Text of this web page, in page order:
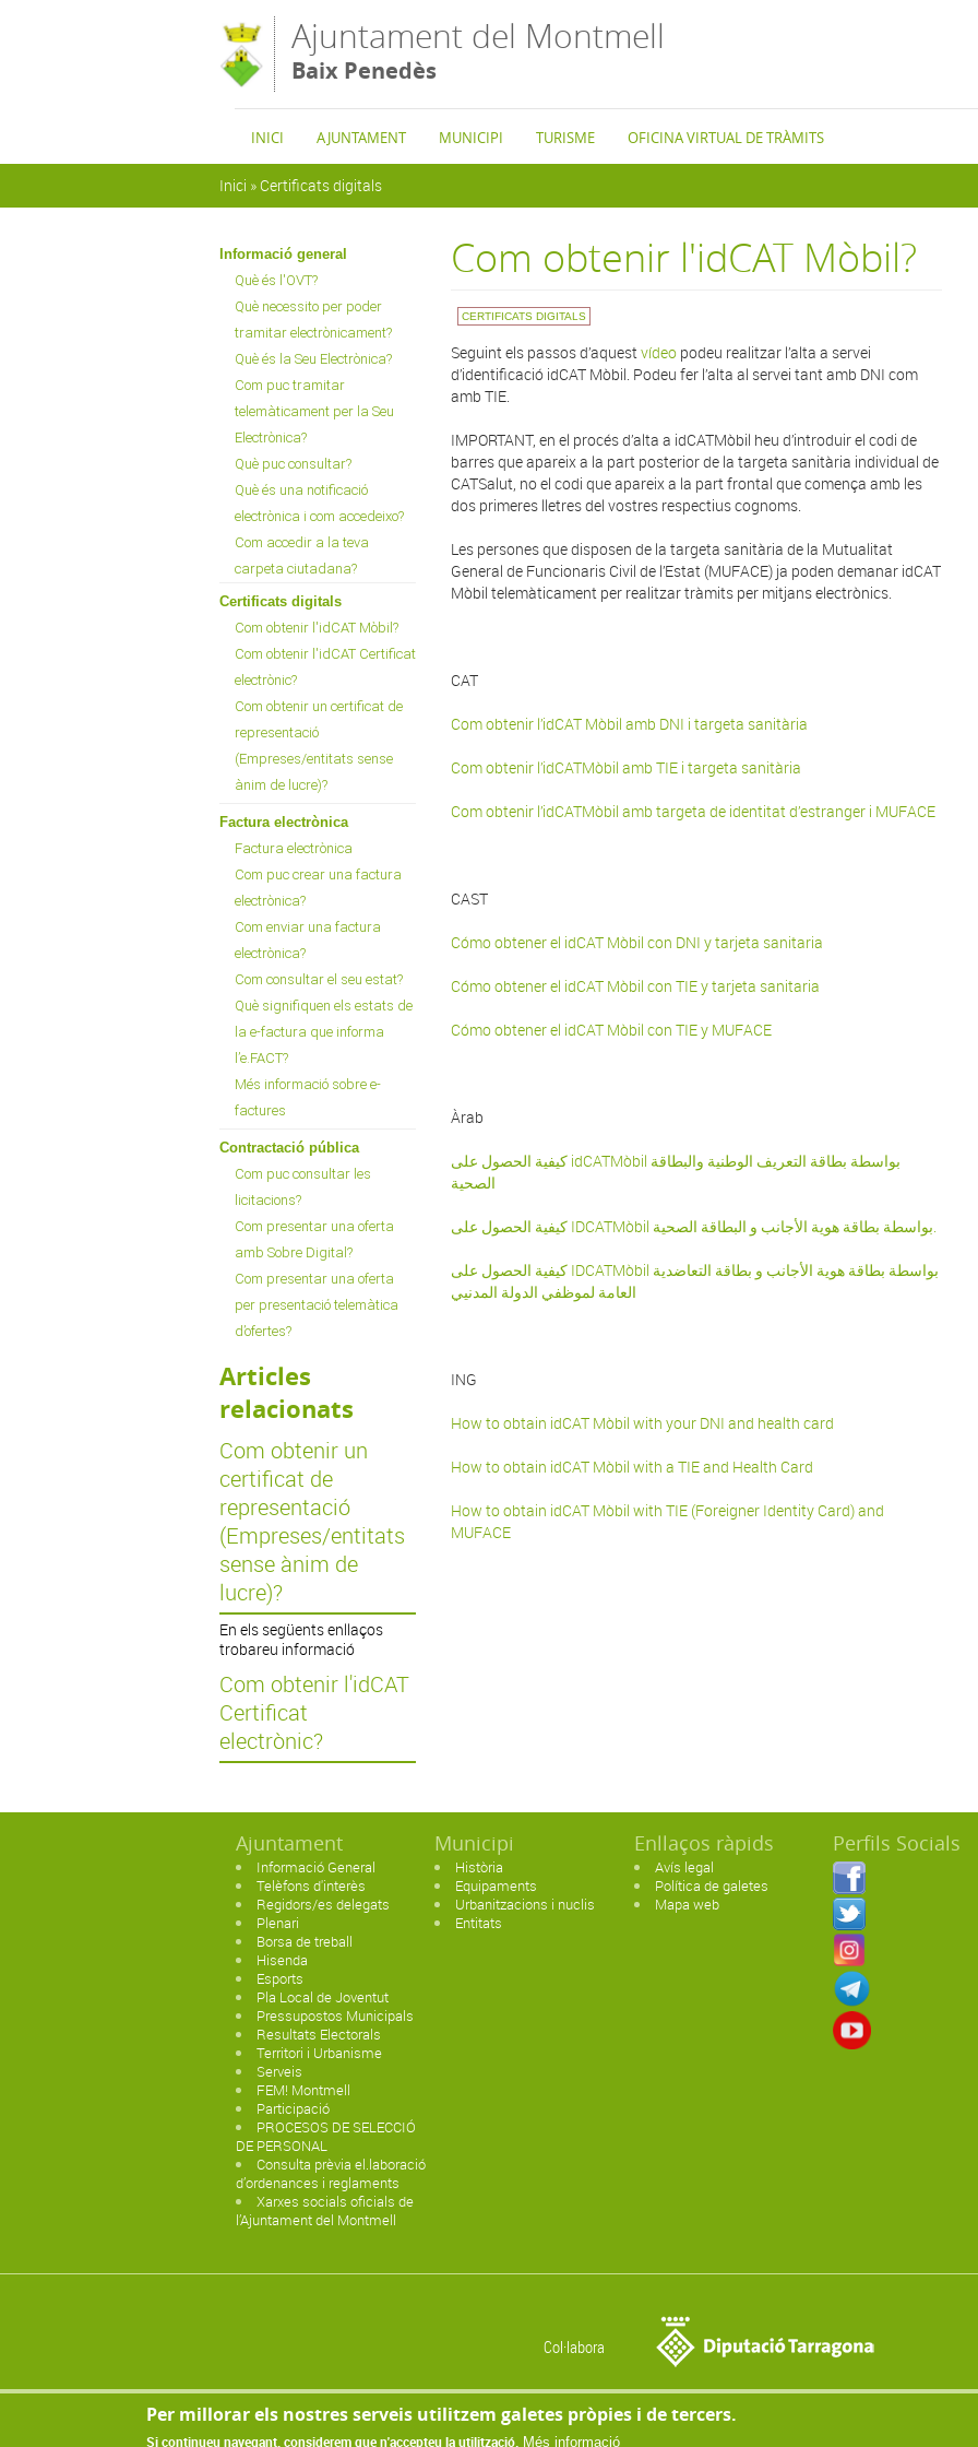
Ajuntament del Montmell
Baix Penedès
INICI AJUNTAMENT MUNICIPI TURISME OFICINA VIRTUAL DE TRÀMITS
Inici » Certificats digitals
Informació general
Què és l'OVT?
Què necessito per poder
tramitar electrònicament?
Què és la Seu Electrònica?
Com puc tramitar
telemàticament per la Seu
Electrònica?
Què puc consultar?
Què és una notificació
electrònica i com accedeixo?
Com accedir a la teva
carpeta ciutadana?
Certificats digitals
Com obtenir l'idCAT Mòbil?
Com obtenir l'idCAT Certificat
electrònic?
Com obtenir un certificat de
representació
(Empreses/entitats sense
ànim de lucre)?
Factura electrònica
Factura electrònica
Com puc crear una factura
electrònica?
Com enviar una factura
electrònica?
Com consultar el seu estat?
Què signifiquen els estats de
la e-factura que informa
l’e.FACT?
Més informació sobre e-
factures
Contractació pública
Com puc consultar les
licitacions?
Com presentar una oferta
amb Sobre Digital?
Com presentar una oferta
per presentació telemàtica
d’ofertes?
Articles
relacionats
Com obtenir un
certificat de
representació
(Empreses/entitats
sense ànim de
lucre)?
En els següents enllaços
trobareu informació
Com obtenir l'idCAT
Certificat
electrònic?
Com obtenir l'idCAT Mòbil?
CERTIFICATS DIGITALS
Seguint els passos d’aquestvídeo podeu realitzar l’alta a servei
d’identificació idCAT Mòbil. Podeu fer l’alta al servei tant amb DNI com
amb TIE.
IMPORTANT, en el procés d’alta a idCATMòbil heu d’introduir el codi de
barres que apareix a la part posterior de la targeta sanitària individual de
CATSalut, no el codi que apareix a la part frontal que comença amb les
dos primeres lletres del vostres respectius cognoms.
Les persones que disposen de la targeta sanitària de la Mutualitat
General de Funcionaris Civil de l’Estat (MUFACE) ja poden demanar idCAT
Mòbil telemàticament per realitzar tràmits per mitjans electrònics.
CAT
Com obtenir l’idCAT Mòbil amb DNI i targeta sanitària
Com obtenir l’idCATMòbil amb TIE i targeta sanitària
Com obtenir l’idCATMòbil amb targeta de identitat d’estranger i MUFACE
CAST
Cómo obtener el idCAT Mòbil con DNI y tarjeta sanitaria
Cómo obtener el idCAT Mòbil con TIE y tarjeta sanitaria
Cómo obtener el idCAT Mòbil con TIE y MUFACE
Àrab
كيفية الحصول على idCATMòbil بواسطة بطاقة التعريف الوطنية والبطاقة
الصحية
كيفية الحصول على IDCATMòbil بواسطة بطاقة هوية الأجانب و البطاقة الصحية.
كيفية الحصول على IDCATMòbil بواسطة بطاقة هوية الأجانب و بطاقة التعاضدية
العامة لموظفي الدولة المدنيي
ING
How to obtain idCAT Mòbil with your DNI and health card
How to obtain idCAT Mòbil with a TIE and Health Card
How to obtain idCAT Mòbil with TIE (Foreigner Identity Card) and
MUFACE
Ajuntament
Informació General
Telèfons d'interès
Regidors/es delegats
Plenari
Borsa de treball
Hisenda
Esports
Pla Local de Joventut
Pressupostos Municipals
Resultats Electorals
Territori i Urbanisme
Serveis
FEM! Montmell
Participació
PROCESOS DE SELECCIÓ
DE PERSONAL
Consulta prèvia el.laboració
d’ordenances i reglaments
Xarxes socials oficials de
l’Ajuntament del Montmell
Municipi
Història
Equipaments
Urbanitzacions i nuclis
Entitats
Enllaços ràpids
Avís legal
Política de galetes
Mapa web
Perfils Socials
Col·labora
Per millorar els nostres serveis utilitzem galetes pròpies i de tercers.
Si continueu navegant, considerem que n'accepteu la utilització. Més informació